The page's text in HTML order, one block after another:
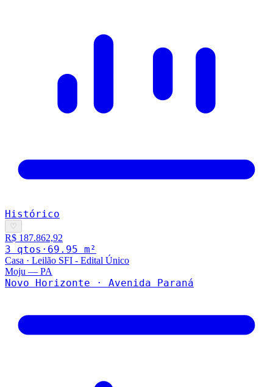
Histórico
♡
R$ 187.862,92
3 qtos · 69.95 m²
Casa · Leilão SFI - Edital Único
Moju — PA
Novo Horizonte · Avenida Paraná